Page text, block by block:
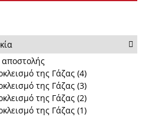
αποστολής
της Γάζας (4)
της Γάζας (3)
της Γάζας (2)
της Γάζας (1)